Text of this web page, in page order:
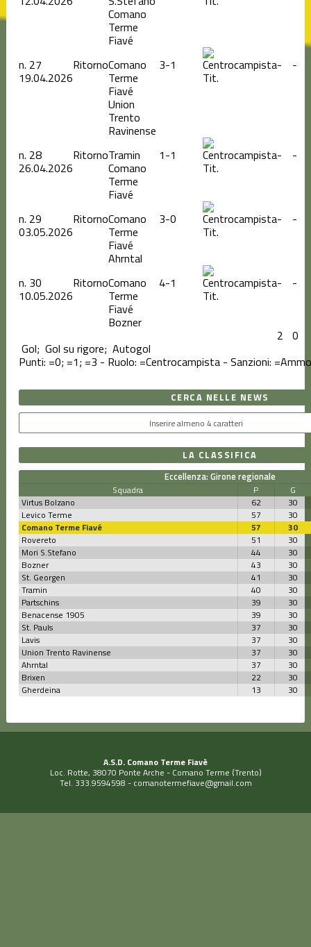
Comano
Terme
Fiavé
n. 27
19.04.2026
RitornoComano
Terme
Fiavé
Union
Trento
Ravinense
3-1
Tit.
- -
n. 28
26.04.2026
RitornoTramin
Comano
Terme
Fiavé
1-1
Tit.
- -
n. 29
03.05.2026
RitornoComano
Terme
Fiavé
Ahrntal
3-0
Tit.
- -
n. 30
10.05.2026
RitornoComano
Terme
Fiavé
Bozner
4-1
Tit.
- -
2 0
Gol; Gol su rigore; Autogol
Punti: =0; =1; =3 - Ruolo: =Centrocampista - Sanzioni:
CERCA NELLE NEWS
LA CLASSIFICA
Eccellenza: Girone regionale
Squadra P
G
Virtus Bolzano
62
30
Levico Terme
57
30
Comano Terme Fiavé
57
30
Rovereto
51
30
Mori S.Stefano
44
30
Bozner
43
30
St. Georgen
41
30
Tramin
40
30
Partschins
39
30
Benacense 1905
39
30
St. Pauls
37
30
Lavis
37
30
Union Trento Ravinense
37
30
Ahrntal
37
30
Brixen
22
30
Gherdeina
13 30
A.S.D. Comano Terme Fiavè
Loc. Rotte, 38070 Ponte Arche - Comano Terme (Trento)
Tel. 333.9594598 - comanotermefiave@gmail.com